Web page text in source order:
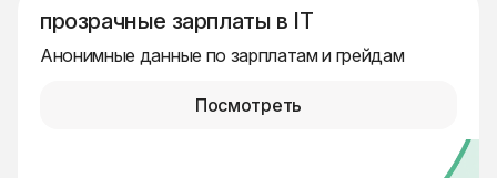
прозрачные зарплаты в IT
Анонимные данные по зарплатам и грейдам
Посмотреть